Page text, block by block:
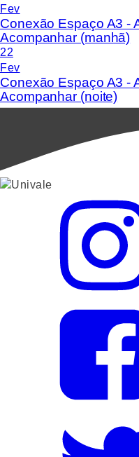
Fev
Conexão Espaço A3 -
Acompanhar (manhã)
22
Fev
Conexão Espaço A3 -
Acompanhar (noite)